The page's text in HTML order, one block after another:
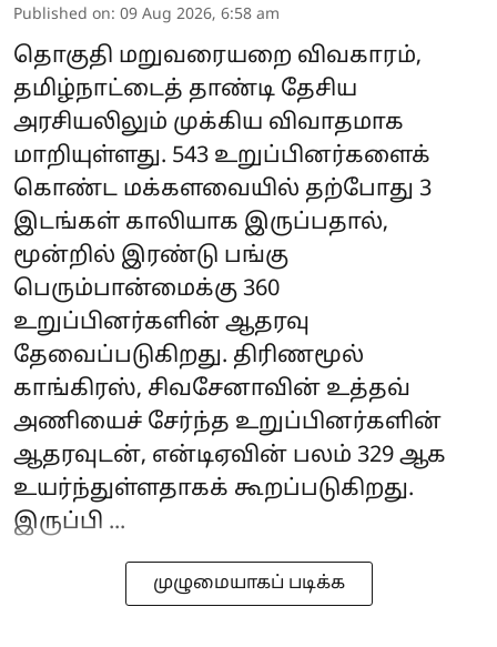
Published on: 09 Aug 2026, 6:58 am
தொகுதி மறுவரையறை விவகாரம்,
தமிழ்நாட்டைத் தாண்டி தேசிய
அரசியலிலும் முக்கிய விவாதமாக
மாறியுள்ளது. 543 உறுப்பினர்களைக்
கொண்ட மக்களவையில் தற்போது 3
இடங்கள் காலியாக இருப்பதால்,
மூன்றில் இரண்டு பங்கு
பெரும்பான்மைக்கு 360
உறுப்பினர்களின் ஆதரவு
தேவைப்படுகிறது. திரிணமூல்
காங்கிரஸ், சிவசேனாவின் உத்தவ்
அணியைச் சேர்ந்த உறுப்பினர்களின்
ஆதரவுடன், என்டிஏவின் பலம் 329 ஆக
உயர்ந்துள்ளதாகக் கூறப்படுகிறது.
இருப்பி ...
முழுமையாகப் படிக்க